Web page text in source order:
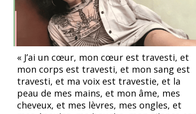
« J’ai un cœur, mon cœur est travesti, et
mon corps est travesti, et mon sang est
travesti, et ma voix est travestie, et la
peau de mes mains, et mon âme, mes
cheveux, et mes lèvres, mes ongles, et